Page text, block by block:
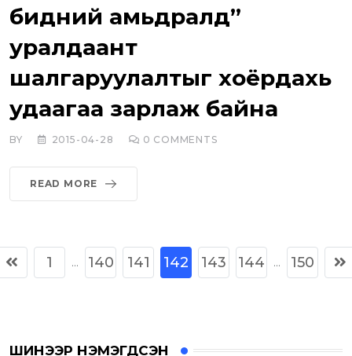
бидний амьдралд”
уралдаант
шалгаруулалтыг хоёрдахь
удаагаа зарлаж байна
BY 2015-04-28 0 COMMENTS
READ MORE
1 ... 140 141 142 143 144 ... 150
ШИНЭЭР НЭМЭГДСЭН